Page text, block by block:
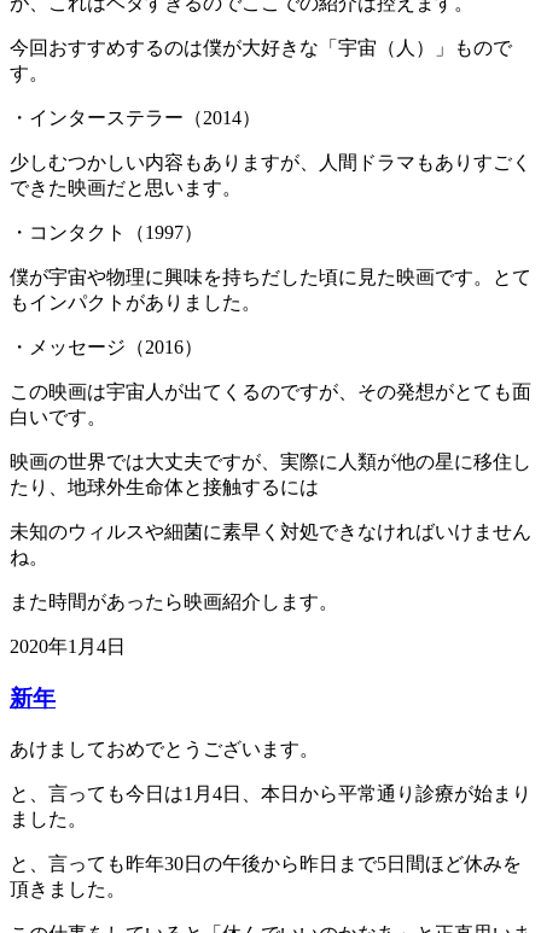
今回おすすめするのは僕が大好きな「宇宙（人）」もので
す。
・インターステラー（2014）
少しむつかしい内容もありますが、人間ドラマもありすごく
できた映画だと思います。
・コンタクト（1997）
僕が宇宙や物理に興味を持ちだした頃に見た映画です。とて
もインパクトがありました。
・メッセージ（2016）
この映画は宇宙人が出てくるのですが、その発想がとても面
白いです。
映画の世界では大丈夫ですが、実際に人類が他の星に移住し
たり、地球外生命体と接触するには
未知のウィルスや細菌に素早く対処できなければいけません
ね。
また時間があったら映画紹介します。
2020年1月4日
新年
あけましておめでとうございます。
と、言っても今日は1月4日、本日から平常通り診療が始まり
ました。
と、言っても昨年30日の午後から昨日まで5日間ほど休みを
頂きました。